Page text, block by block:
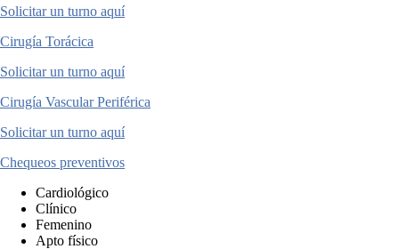
Solicitar un turno aquí
Cirugía Torácica
Solicitar un turno aquí
Cirugía Vascular Periférica
Solicitar un turno aquí
Chequeos preventivos
Cardiológico
Clínico
Femenino
Apto físico